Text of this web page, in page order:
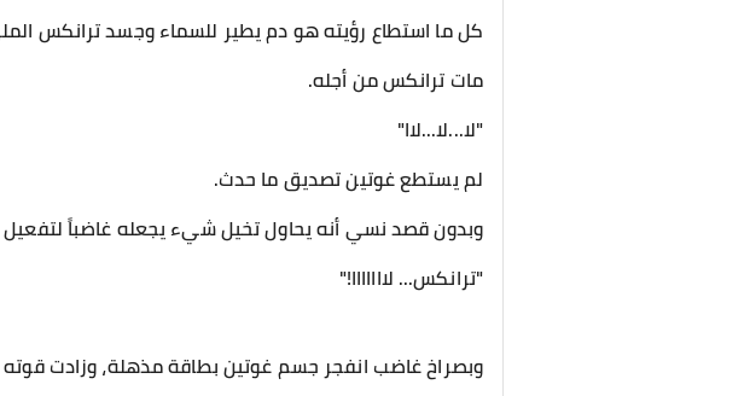
كل ما استطاع رؤيته هو دم يطير للسماء وجسد ترانكس
مات ترانكس من أجله.
"لا...لا...لاا"
لم يستطع غوتين تصديق ما حدث.
وبدون قصد نسي أنه يحاول تخيل شيء يجعله غاضباً لتفعيل
"ترانكس... لااااااا!"
وبصراخ غاضب انفجر جسم غوتين بطاقة مذهلة، وزادت